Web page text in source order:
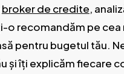
broker de credite,
o recomandăm pe cea
pentru bugetul tău.
și îți explicăm fiecare